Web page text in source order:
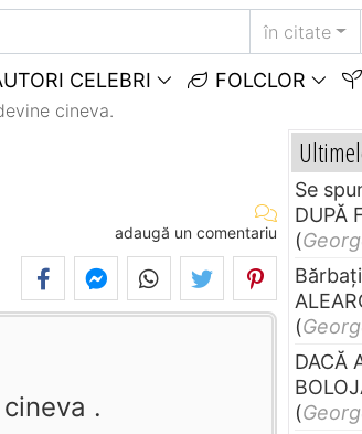
în citate
CELEBRI FOLCLOR
cineva.
adaugă un comentariu
.
Se
DUPĂ
(
(
DACĂ
(